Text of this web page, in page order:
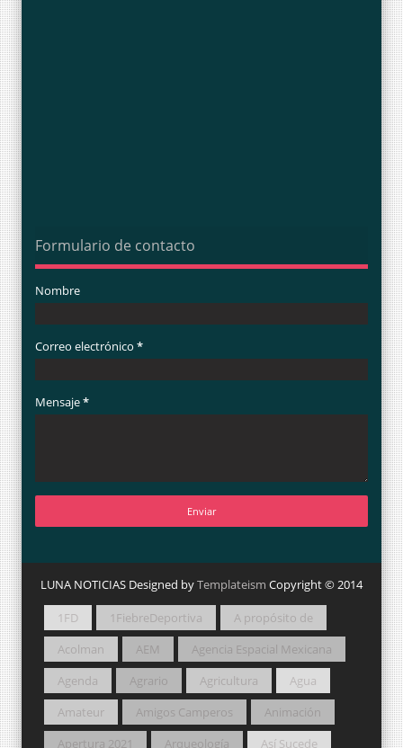
Formulario de contacto
Nombre
Correo electrónico *
Mensaje*
LUNA NOTICIAS Designed byTemplateism Copyright © 2014
1FD 1FiebreDeportiva
A propósito de
Acolman
AEM
Agencia Espacial Mexicana
Agenda
Agrario Agricultura
Agua
Amateur
Amigos Camperos
Animación
Apertura 2021
Arqueología
Así Sucede